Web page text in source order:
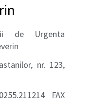
de Urgenta
nr. 123,
FAX